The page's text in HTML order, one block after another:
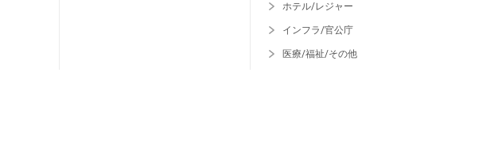
ホテル/レジャー
インフラ/官公庁
医療/福祉/その他